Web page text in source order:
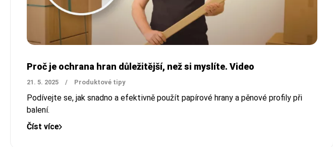
Proč je ochrana hran důležitější, než si myslíte. Video
21. 5. 2025 / Produktové tipy
Podívejte se, jak snadno a efektivně použít papírové hrany a pěnové profily při
balení.
Číst více